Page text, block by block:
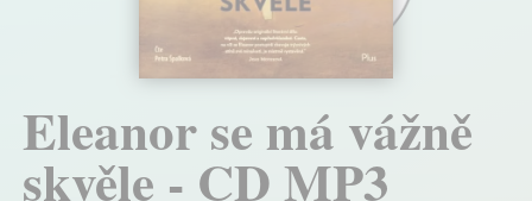
Eleanor se má vážně
skvěle - CD MP3